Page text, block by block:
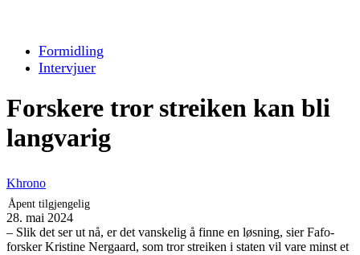
Formidling
Intervjuer
Forskere tror streiken kan bli
langvarig
Khrono
Åpent tilgjengelig
28. mai 2024
– Slik det ser ut nå, er det vanskelig å finne en løsning, sier Fafo-
forsker Kristine Nergaard, som tror streiken i staten vil vare minst et